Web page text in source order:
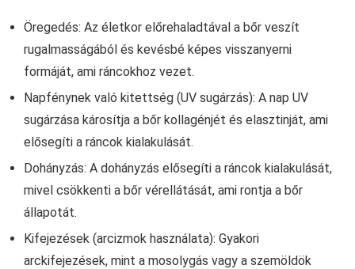
Öregedés: Az életkor előrehaladtával a bőr veszít
rugalmasságából és kevésbé képes visszanyerni
formáját, ami ráncokhoz vezet.
Napfénynek való kitettség (UV sugárzás): A nap UV
sugárzása károsítja a bőr kollagénjét és elasztinját, ami
elősegíti a ráncok kialakulását.
Dohányzás: A dohányzás elősegíti a ráncok kialakulását,
mivel csökkenti a bőr vérellátását, ami rontja a bőr
állapotát.
Kifejezések (arcizmok használata): Gyakori
arckifejezések, mint a mosolygás vagy a szemöldök